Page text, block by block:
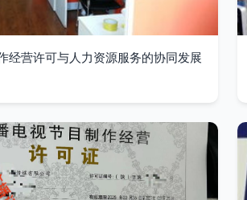
经营许可与人力资源服务的协同发展